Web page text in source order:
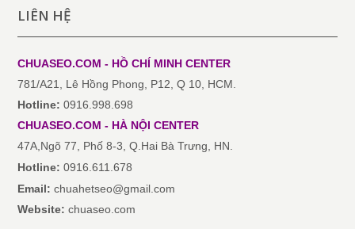
LIÊN HỆ
CHUASEO.COM - HỒ CHÍ MINHCENTER
781/A21, Lê Hồng Phong, P12, Q 10, HCM.
Hotline: 0916.998.698
CHUASEO.COM - HÀ NỘICENTER
47A,Ngõ 77, Phố 8-3, Q.Hai Bà Trưng, HN.
Hotline: 0916.611.678
Email:chuahetseo@gmail.com
Website: chuaseo.com